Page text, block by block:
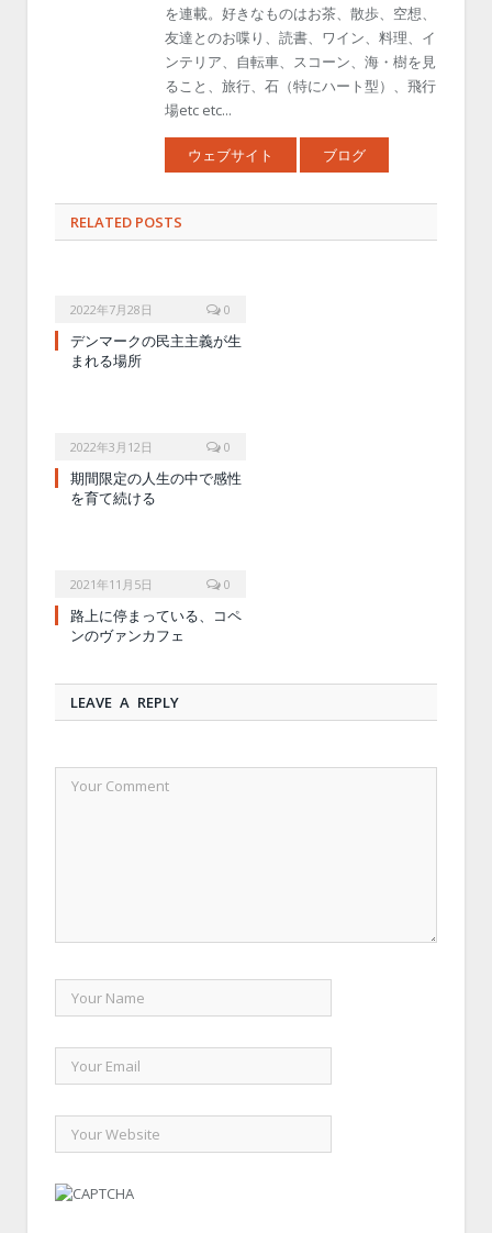
を連載。好きなものはお茶、散歩、空想、
友達とのお喋り、読書、ワイン、料理、イ
ンテリア、自転車、スコーン、海・樹を見
ること、旅行、石（特にハート型）、飛行
場etc etc...
ウェブサイト ブログ
RELATED POSTS
2022年7月28日 0
デンマークの民主主義が生
まれる場所
2022年3月12日 0
期間限定の人生の中で感性
を育て続ける
2021年11月5日 0
路上に停まっている、コペ
ンのヴァンカフェ
LEAVE A REPLY